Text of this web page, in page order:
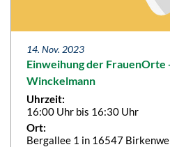
14. Nov. 2023
Einweihung der FrauenOrte
Winckelmann
Uhrzeit:
16:00 Uhr bis 16:30 Uhr
Ort:
Bergallee 1 in 16547